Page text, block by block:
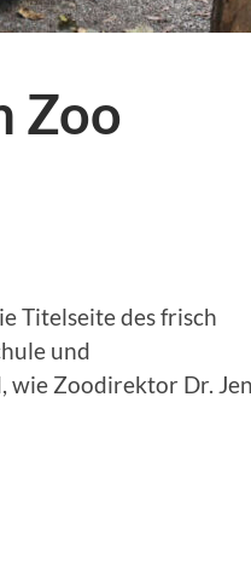
Zoo
Titelseite des frisch
und
wie Zoodirektor Dr.